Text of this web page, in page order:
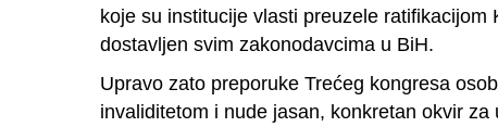
koje su institucije vlasti preuzele
dostavljen svim zakonodavcima u BiH.
Upravo zato preporuke Trećeg kongresa
invaliditetom i nude jasan, konkretan okvir